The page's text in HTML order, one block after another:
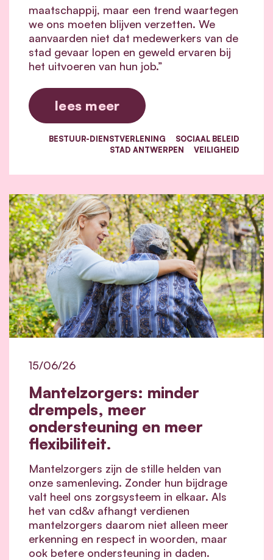
maatschappij, maar een trend waartegen
we ons moeten blijven verzetten. We
aanvaarden niet dat medewerkers van de
stad gevaar lopen en geweld ervaren bij
het uitvoeren van hun job.”
lees meer
BESTUUR-DIENSTVERLENING
SOCIAAL BELEID
STAD ANTWERPEN
VEILIGHEID
Mantelzorgers: minder
drempels, meer
ondersteuning en meer
flexibiliteit.
15/06/26
Mantelzorgers zijn de stille helden van
onze samenleving. Zonder hun bijdrage
valt heel ons zorgsysteem in elkaar. Als
het van cd&v afhangt verdienen
mantelzorgers daarom niet alleen meer
erkenning en respect in woorden, maar
ook betere ondersteuning in daden.